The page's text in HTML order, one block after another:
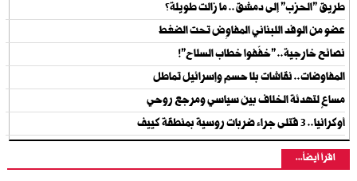
طريق "الحزب" إلى دمشق.. ما زالت طويلة؟
عضو من الوفد اللبناني المفاوِض تحت الضغط
نصائح خارجية.. "خفّفوا خطاب السلاح"!
المفاوضات.. نقاشات بلا حسم وإسرائيل تماطل
مساعٍ لتهدئة الخلاف بين سياسي ومرجع روحي
أوكرانيا.. 3 قتلى جراء ضربات روسية بمنطقة كييف
اقرأ أيضاً...